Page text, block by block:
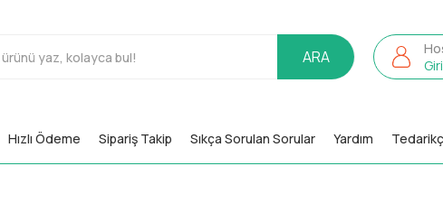
ARA
Hızlı Ödeme Sipariş Takip Sıkça Sorulan Sorular Yardım